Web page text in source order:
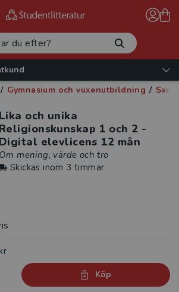
/ Gymnasium och vuxenutbildning /
Lika och unika
Religionskunskap 1 och 2 -
Digital elevlicens 12 mån
Om mening, värde och tro
Skickas inom 3 timmar
Köp